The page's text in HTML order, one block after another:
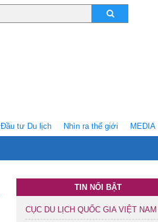
Ðầu tư Du lịch Nhìn ra thế giới MEDIA
TIN NỔI BẬT
CỤC DU LỊCH QUỐC GIA VIỆT NAM